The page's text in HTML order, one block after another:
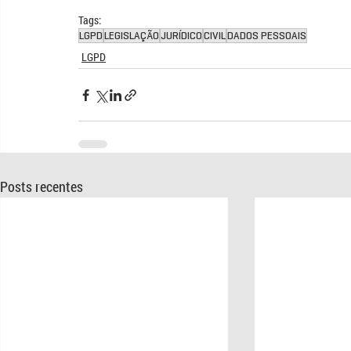
Tags:
LGPDLEGISLAÇÃOJURÍDICOCIVILDADOS PESSOAIS
LGPD
Posts recentes